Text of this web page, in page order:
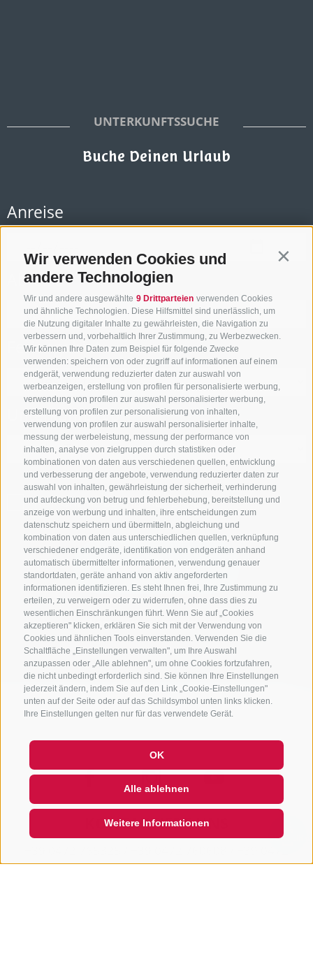
Wir verwenden Cookies und
andere Technologien
Wir und andere ausgewählte 9 Drittparteien verwenden Cookies
und ähnliche Technologien. Diese Hilfsmittel sind unerlässlich, um
die Nutzung digitaler Inhalte zu gewährleisten, die Navigation zu
verbessern und, vorbehaltlich Ihrer Zustimmung, zu Werbezwecken.
Wir können Ihre Daten zum Beispiel für folgende Zwecke
verwenden: speichern von oder zugriff auf informationen auf einem
endgerät, verwendung reduzierter daten zur auswahl von
werbeanzeigen, erstellung von profilen für personalisierte werbung,
verwendung von profilen zur auswahl personalisierter werbung,
erstellung von profilen zur personalisierung von inhalten,
verwendung von profilen zur auswahl personalisierter inhalte,
messung der werbeleistung, messung der performance von
inhalten, analyse von zielgruppen durch statistiken oder
kombinationen von daten aus verschiedenen quellen, entwicklung
und verbesserung der angebote, verwendung reduzierter daten zur
auswahl von inhalten, gewährleistung der sicherheit, verhinderung
und aufdeckung von betrug und fehlerbehebung, bereitstellung und
anzeige von werbung und inhalten, ihre entscheidungen zum
datenschutz speichern und übermitteln, abgleichung und
kombination von daten aus unterschiedlichen quellen, verknüpfung
verschiedener endgeräte, identifikation von endgeräten anhand
automatisch übermittelter informationen, verwendung genauer
standortdaten, geräte anhand von aktiv angeforderten
informationen identifizieren. Es steht Ihnen frei, Ihre Zustimmung zu
erteilen, zu verweigern oder zu widerrufen, ohne dass dies zu
wesentlichen Einschränkungen führt. Wenn Sie auf „Cookies
akzeptieren" klicken, erklären Sie sich mit der Verwendung von
Cookies und ähnlichen Tools einverstanden. Verwenden Sie die
Schaltfläche „Einstellungen verwalten", um Ihre Auswahl
anzupassen oder „Alle ablehnen", um ohne Cookies fortzufahren,
die nicht unbedingt erforderlich sind. Sie können Ihre Einstellungen
jederzeit ändern, indem Sie auf den Link „Cookie-Einstellungen"
unten auf der Seite oder auf das Schildsymbol unten links klicken.
Ihre Einstellungen gelten nur für das verwendete Gerät.
OK
Alle ablehnen
Weitere Informationen
UNTERKUNFTSSUCHE
Buche Deinen Urlaub
Anreise
Abreise
Feriengebiet
Unterkunftstyp
NUR ONLINE BUCHBARE BETRIEBE
Suche starten
zur kompletten Unterkunftsliste
KONTAKTIERE UNS
632372
QUICKLINKS